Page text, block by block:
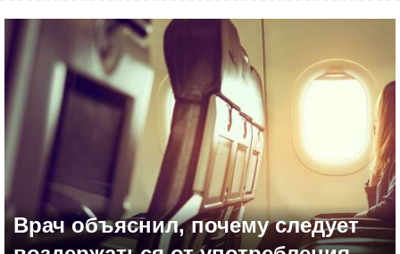
+8
Врач объяснил, почему следует